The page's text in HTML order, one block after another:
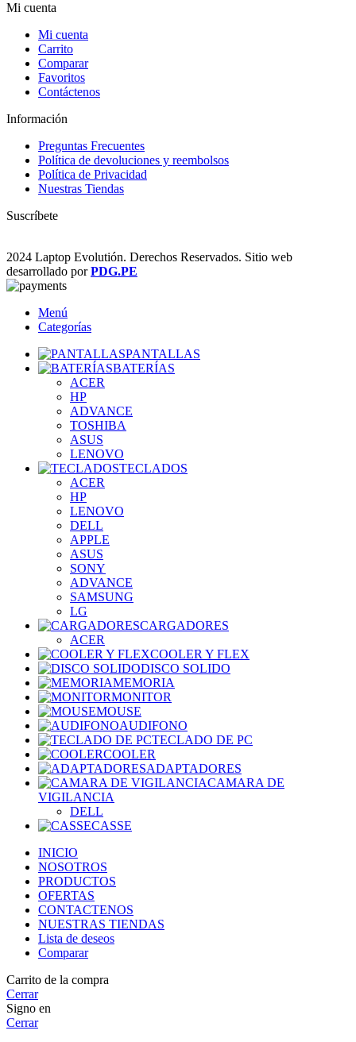
Mi cuenta
Mi cuenta
Carrito
Comparar
Favoritos
Contáctenos
Información
Preguntas Frecuentes
Política de devoluciones y reembolsos
Política de Privacidad
Nuestras Tiendas
Suscríbete
2024 Laptop Evolutión. Derechos Reservados. Sitio web
desarrollado porPDG.PE
Menú
Categorías
PANTALLAS
BATERÍAS
ACER
HP
ADVANCE
TOSHIBA
ASUS
LENOVO
TECLADOS
ACER
HP
LENOVO
DELL
APPLE
ASUS
SONY
ADVANCE
SAMSUNG
LG
CARGADORES
ACER
COOLER Y FLEX
DISCO SOLIDO
MEMORIA
MONITOR
MOUSE
AUDIFONO
TECLADO DE PC
COOLER
ADAPTADORES
CAMARA DE
VIGILANCIA
DELL
CASSE
INICIO
NOSOTROS
PRODUCTOS
OFERTAS
CONTACTENOS
NUESTRAS TIENDAS
Lista de deseos
Comparar
Carrito de la compra
Cerrar
Signo en
Cerrar